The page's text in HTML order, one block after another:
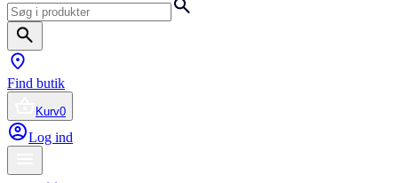
Find butik
Kurv0
Log ind